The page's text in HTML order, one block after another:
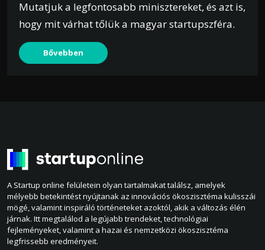
Mutatjuk a legfontosabb minisztereket, és azt is,
hogy mit várhat tőlük a magyar startupszféra.
Bővebben
A Startup online felületein olyan tartalmakat találsz, amelyek
mélyebb betekintést nyújtanak az innovációs ökoszisztéma kulisszái
mögé, valamint inspiráló történeteket azoktól, akik a változás élén
járnak. Itt megtalálod a legújabb trendeket, technológiai
fejleményeket, valamint a hazai és nemzetközi ökoszisztéma
legfrissebb eredményeit.